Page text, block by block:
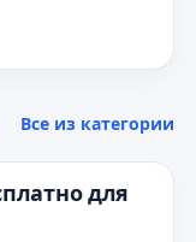
Все из категории
для